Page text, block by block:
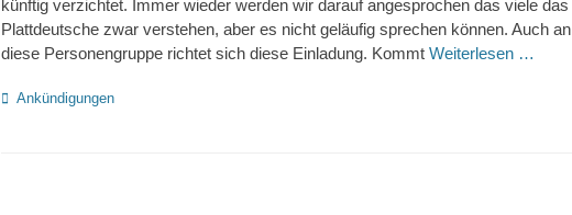
künftig verzichtet. Immer wieder werden wir darauf angesprochen das viele das
Plattdeutsche zwar verstehen, aber es nicht geläufig sprechen können. Auch an
diese Personengruppe richtet sich diese Einladung. Kommt Weiterlesen …
Kategorien
Ankündigungen